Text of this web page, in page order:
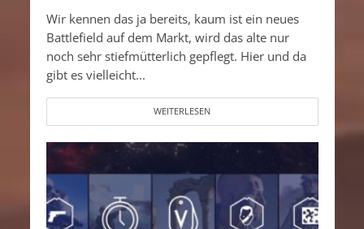
Wir kennen das ja bereits, kaum ist ein neues
Battlefield auf dem Markt, wird das alte nur
noch sehr stiefmütterlich gepflegt. Hier und da
gibt es vielleicht...
WEITERLESEN